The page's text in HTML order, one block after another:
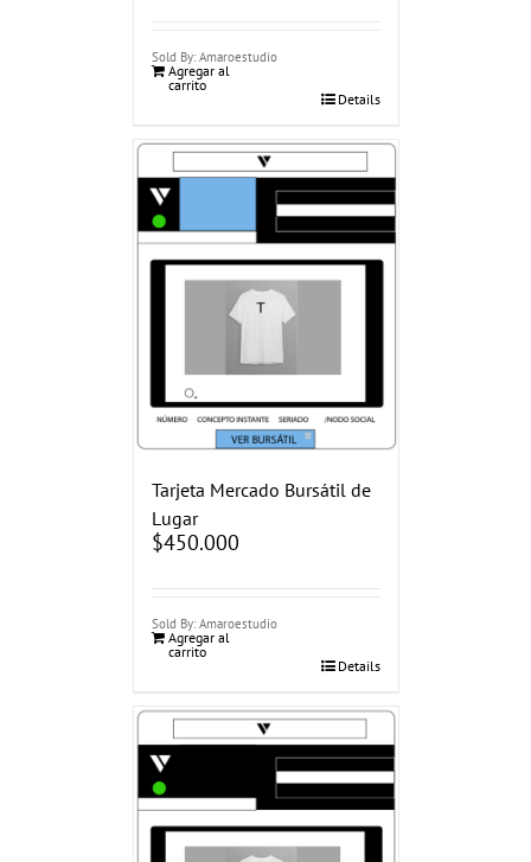
Sold By: Amaroestudio
Agregar al
carrito
Details
Tarjeta Mercado Bursátil de
Lugar
$450.000
Sold By: Amaroestudio
Agregar al
carrito
Details